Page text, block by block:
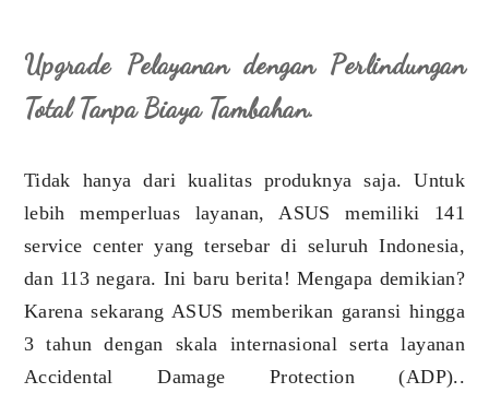
Upgrade Pelayanan dengan Perlindungan
Total Tanpa Biaya Tambahan.
Tidak hanya dari kualitas produknya saja. Untuk
lebih memperluas layanan, ASUS memiliki 141
service center yang tersebar di seluruh Indonesia,
dan 113 negara. Ini baru berita! Mengapa demikian?
Karena sekarang ASUS memberikan garansi hingga
3 tahun dengan skala internasional serta layanan
Accidental Damage Protection (ADP)..